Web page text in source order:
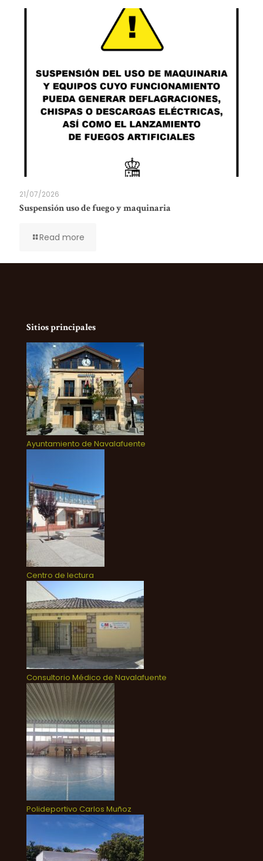
21/07/2026
Suspensión uso de fuego y maquinaria
Read more
Sitios principales
Ayuntamiento de Navalafuente
Centro de lectura
Consultorio Médico de Navalafuente
Polideportivo Carlos Muñoz